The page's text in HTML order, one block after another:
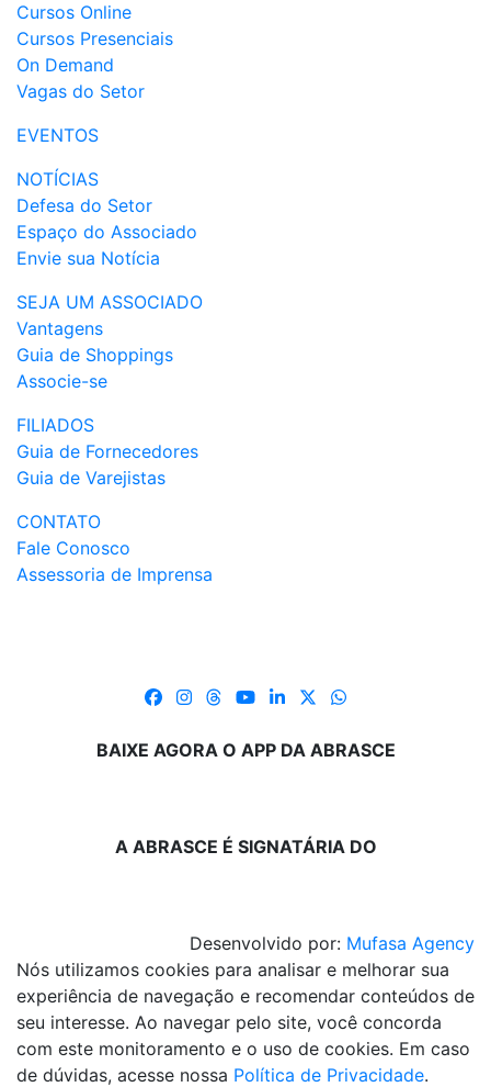
Cursos Online
Cursos Presenciais
On Demand
Vagas do Setor
EVENTOS
NOTÍCIAS
Defesa do Setor
Espaço do Associado
Envie sua Notícia
SEJA UM ASSOCIADO
Vantagens
Guia de Shoppings
Associe-se
FILIADOS
Guia de Fornecedores
Guia de Varejistas
CONTATO
Fale Conosco
Assessoria de Imprensa
BAIXE AGORA O APP DA ABRASCE
A ABRASCE É SIGNATÁRIA DO
Desenvolvido por: Mufasa Agency
Nós utilizamos cookies para analisar e melhorar sua
experiência de navegação e recomendar conteúdos de
seu interesse. Ao navegar pelo site, você concorda
com este monitoramento e o uso de cookies. Em caso
de dúvidas, acesse nossa Política de Privacidade.